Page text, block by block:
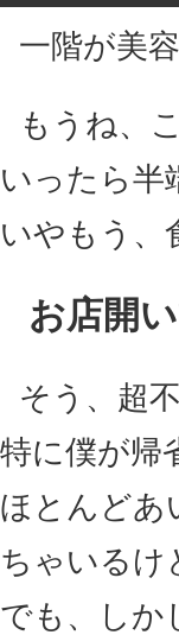
一階が美
もうね、
いったら半
いやもう、
お店開
そう、超不
特に僕が帰
ほとんどあ
ちゃいるけ
でも、しか